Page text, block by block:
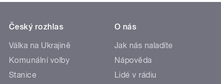
Český rozhlas
Válka na Ukrajině
Komunální volby
Stanice
O nás
Jak nás naladíte
Nápověda
Lidé v rádiu